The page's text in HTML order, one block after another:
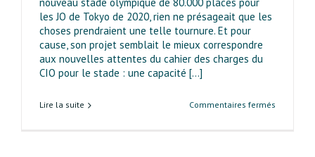
les JO de Tokyo de 2020, rien ne présageait que les
choses prendraient une telle tournure. Et pour
cause, son projet semblait le mieux correspondre
aux nouvelles attentes du cahier des charges du
CIO pour le stade : une capacité [...]
Lire la suite Commentaires fermés